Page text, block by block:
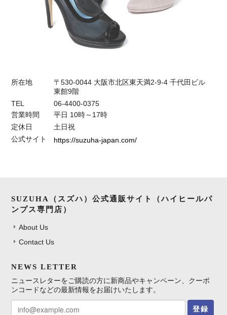
所在地
〒530-0044 大阪市北区東天満2-9-4 千代田ビル
東館9階
TEL
06-4400-0375
営業時間
平日 10時～17時
定休日
土日祝
公式サイト
https://suzuha-japan.com/
SUZUHA（スズハ）公式通販サイト（ハイヒールパ
ンプス専門店）
About Us
Contact Us
NEWS LETTER
ニュースレターをご購読の方に新商品やキャンペーン、クーポ
ンコードなどの最新情報をお届けいたします。
登録